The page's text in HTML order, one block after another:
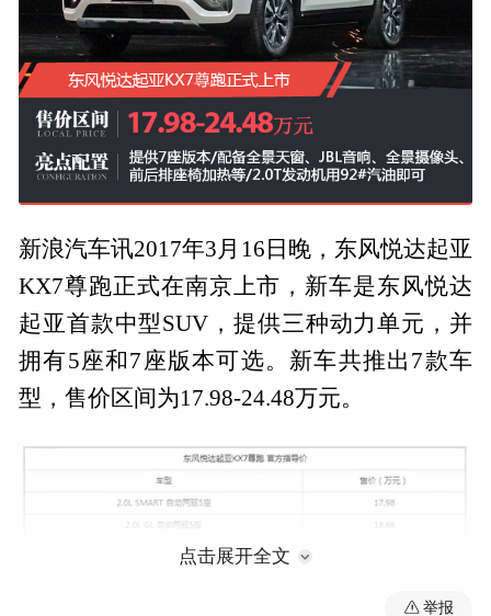
新浪汽车讯2017年3月16日晚，东风悦达起亚
KX7尊跑正式在南京上市，新车是东风悦达
起亚首款中型SUV，提供三种动力单元，并
拥有5座和7座版本可选。新车共推出7款车
型，售价区间为17.98-24.48万元。
点击展开全文
举报